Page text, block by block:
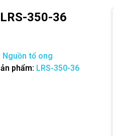
350-36
Nguồn tổ ong
phẩm: LRS-350-36